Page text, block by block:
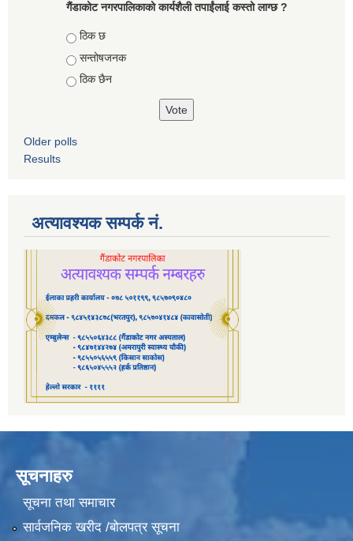
गैंडाकोट नगरपालिकाको कार्यशैली तपाईंलाई कस्तो लाग्छ ?
Choices
ठिक छ
सन्तोषजनक
ठिक छैन
Older polls
Results
अत्यावश्यक सम्पर्क नं.
सूचनाहरु
सूचना तथा समाचार
सार्वजनिक खरीद /बोलपत्र सूचना